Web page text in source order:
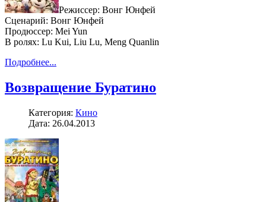
Режиссер: Вонг Юнфей
Сценарий: Вонг Юнфей
Продюссер: Mei Yun
В ролях: Lu Kui, Liu Lu, Meng Quanlin
Подробнее...
Возвращение Буратино
Категория: Кино
Дата: 26.04.2013